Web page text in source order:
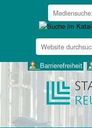
Website
durchsuchen
___Barrierefreiheit